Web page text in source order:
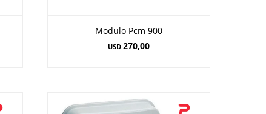
Modulo Pcm 900
USD 270,00